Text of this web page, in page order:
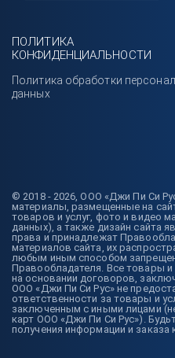
© 2018 - 2026, ООО «Джи Пи Си
материалы, размещенные на
товаров и услуг, фото и видео
данных), а также дизайн сайта
права и принадлежат
материалов сайта, их
любым иным способом
Правообладателя. Все товары и
на основании договоров,
ООО «Джи Пи Си Рус» не
ответственности за товары и
заключенным с иными лицами
карт ООО «Джи Пи Си Рус»).
получения информации и
ПОЛИТИКА
КОНФИДЕНЦИАЛЬНОСТИ
Политика обработки
данных